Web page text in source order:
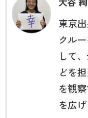
東京
クル
して
どを
を観
を広